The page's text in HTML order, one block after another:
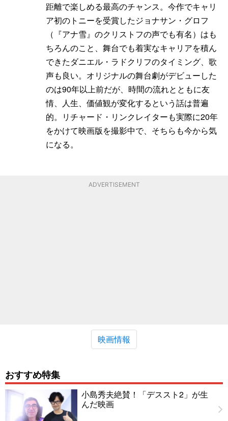
距離で楽しめる最高のチャンス。今作でキャリ
ア初のトニーを受賞したジョナサン・グロフ
（『アナ雪』のクリストフの声でも有名）はも
ちろんのこと、舞台でも着実なキャリアを積ん
できたダニエル・ラドクリフのタイミング、歌
声も良い。オリジナルの舞台劇がデビューした
のは90年以上前だが、時間の流れとともに友
情、人生、価値観が変化するという話は普遍
的。リチャード・リンクレイターも実際に20年
をかけて映画版を撮影中で、そちらも今から気
になる。
ADVERTISEMENT
映画情報
おすすめ特集
小島秀夫絶賛！「デススト2」が生
んだ映画